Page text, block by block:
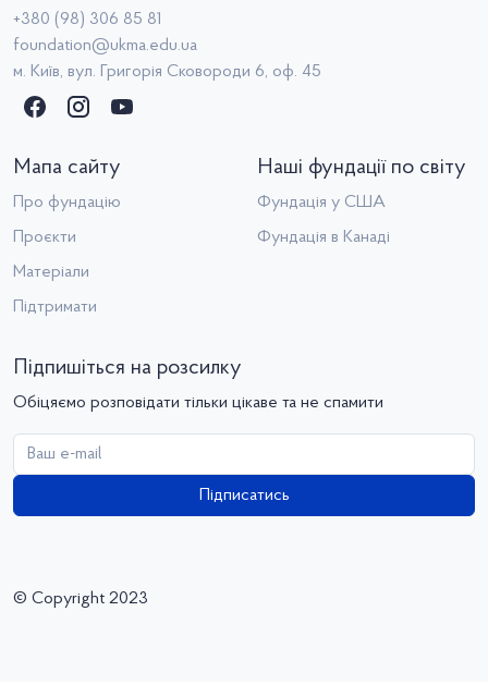
+380 (98) 306 85 81
foundation@ukma.edu.ua
м. Київ, вул. Григорія Сковороди 6, оф. 45
Мапа сайту
Про фундацію
Проєкти
Матеріали
Підтримати
Наші фундації по світу
Фундація у США
Фундація в Канаді
Підпишіться на розсилку
Обіцяємо розповідати тільки цікаве та не спамити
Підписатись
© Copyright 2023